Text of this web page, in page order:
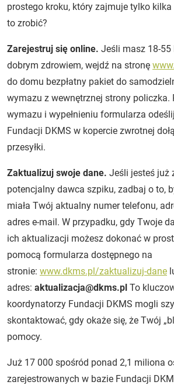
prostego kroku, który zajmuje tylko
to zrobić?
Zarejestruj się online. Jeśli masz 18-
dobrym zdrowiem, wejdź na stronę
do domu bezpłatny pakiet do
wymazu z wewnętrznej strony policzka.
wymazu i wypełnieniu formularza
Fundacji DKMS w kopercie zwrotnej
przesyłki.
Zaktualizuj swoje dane. Jeśli jesteś już
potencjalny dawca szpiku, zadbaj o to,
miała Twój aktualny numer telefonu,
adres e-mail. W przypadku, gdy Twoje
ich aktualizacji możesz dokonać w
pomocą formularza dostępnego na
stronie: www.dkms.pl/zaktualizuj-dane
adres: aktualizacja@dkms.pl To
koordynatorzy Fundacji DKMS mogli
skontaktować, gdy okaże się, że Twój
pomocy.
Już 17 000 spośród ponad 2,1 miliona
zarejestrowanych w bazie Fundacji